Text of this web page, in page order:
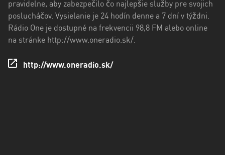
Žilinský
kraj
pravidelne, aby zabezpečilo čo najlepšie služby pre svojich
poslucháčov. Vysielanie je 24 hodín denne a 7 dní v týždni.
Rádio One je dostupné na frekvencii 98,8 FM alebo online
na stránke http://www.oneradio.sk/.
http://www.oneradio.sk/